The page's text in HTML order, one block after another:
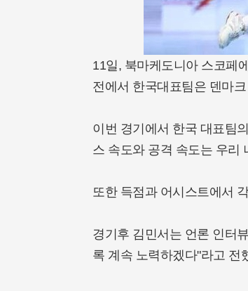
11일, 북마케도니아 스코페
전에서 한국대표팀은 덴마
이번 경기에서 한국 대표팀
스 속도와 공격 속도는 우리
또한 득점과 어시스트에서
경기후 김민서는 언론 인터
록 계속 노력하겠다"라고 전